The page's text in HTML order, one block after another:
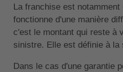
La franchise est notamment
fonctionne d'une manière
c'est le montant qui reste à
sinistre. Elle est définie à la
Dans le cas d'une garantie